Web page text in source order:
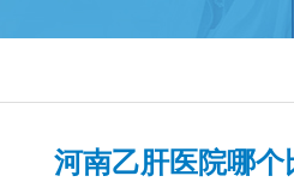
河南乙肝医院哪